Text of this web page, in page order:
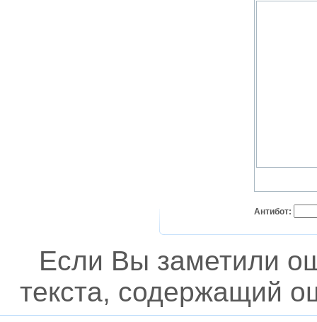
Антибот:
Если Вы заметили
текста, содержащий